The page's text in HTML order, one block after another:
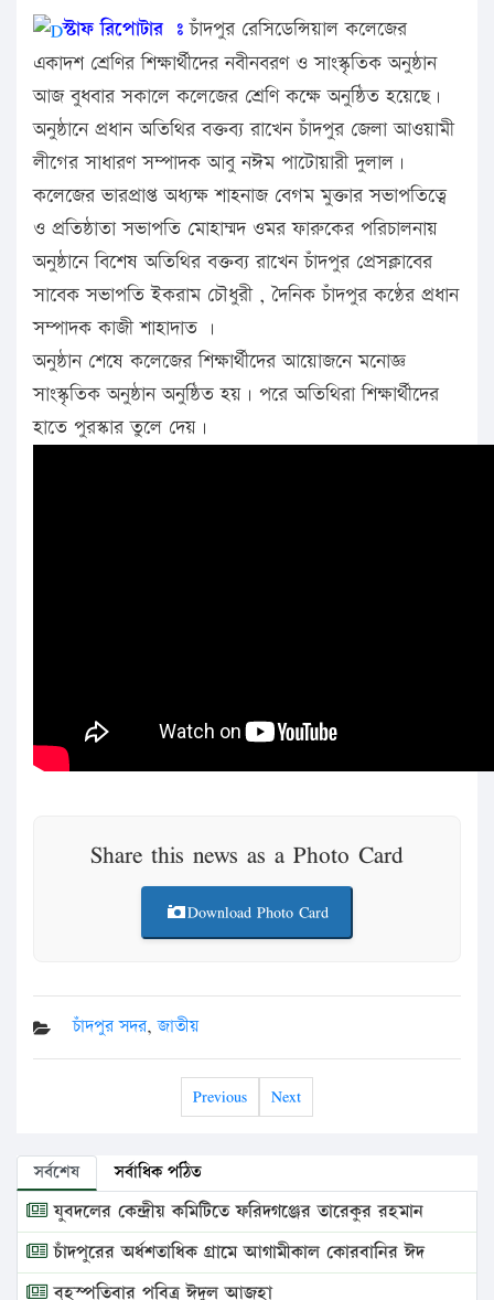
স্টাফ রিপোটার ঃ চাঁদপুর রেসিডেন্সিয়াল কলেজের
একাদশ শ্রেণির শিক্ষার্থীদের নবীনবরণ ও সাংস্কৃতিক অনুষ্ঠান
আজ বুধবার সকালে কলেজের শ্রেণি কক্ষে অনুষ্ঠিত হয়েছে।
অনুষ্ঠানে প্রধান অতিথির বক্তব্য রাখেন চাঁদপুর জেলা আওয়ামী
লীগের সাধারণ সম্পাদক আবু নঈম পাটোয়ারী দুলাল।
কলেজের ভারপ্রাপ্ত অধ্যক্ষ শাহনাজ বেগম মুক্তার সভাপতিত্বে
ও প্রতিষ্ঠাতা সভাপতি মোহাম্মদ ওমর ফারুকের পরিচালনায়
অনুষ্ঠানে বিশেষ অতিথির বক্তব্য রাখেন চাঁদপুর প্রেসক্লাবের
সাবেক সভাপতি ইকরাম চৌধুরী , দৈনিক চাঁদপুর কণ্ঠের প্রধান
সম্পাদক কাজী শাহাদাত ।
অনুষ্ঠান শেষে কলেজের শিক্ষার্থীদের আয়োজনে মনোজ্ঞ
সাংস্কৃতিক অনুষ্ঠান অনুষ্ঠিত হয়। পরে অতিথিরা শিক্ষার্থীদের
হাতে পুরস্কার তুলে দেয়।
Share this news as a Photo Card
Download Photo Card
চাঁদপুর সদর,জাতীয়
Previous Next
সর্বশেষ সর্বাধিক পঠিত
যুবদলের কেন্দ্রীয় কমিটিতে ফরিদগঞ্জের তারেকুর রহমান
চাঁদপুরের অর্ধশতাধিক গ্রামে আগামীকাল কোরবানির ঈদ
বৃহস্পতিবার পবিত্র ঈদুল আজহা